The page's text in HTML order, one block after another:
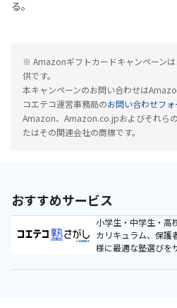
る。
※ Amazonギフトカードキャンペーン
供です。
本キャンペーンのお問い合わせは
コエテコ運営事務局のお問い合わせフォ
Amazon、Amazon.co.jpおよびそれら
たはその関連会社の商標です。
おすすめサービス
小学生・中学生・高
カリキュラム、保護
様に最適な塾選びを